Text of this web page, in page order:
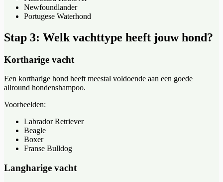
Newfoundlander
Portugese Waterhond
Stap 3: Welk vachttype heeft jouw hond?
Kortharige vacht
Een kortharige hond heeft meestal voldoende aan een goede
allround hondenshampoo.
Voorbeelden:
Labrador Retriever
Beagle
Boxer
Franse Bulldog
Langharige vacht